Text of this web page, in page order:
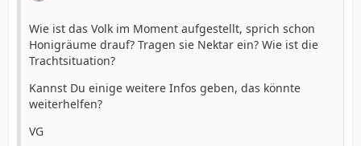
Wie ist das Volk im Moment aufgestellt, sprich schon
Honigräume drauf? Tragen sie Nektar ein? Wie ist die
Trachtsituation?
Kannst Du einige weitere Infos geben, das könnte
weiterhelfen?
VG